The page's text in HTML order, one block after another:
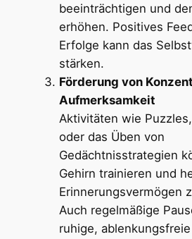
beeinträchtigen und
erhöhen. Positives
Erfolge kann das
stärken.
Förderung von
Aufmerksamkeit
Aktivitäten wie
oder das Üben von
Gedächtnisstrategien
Gehirn trainieren und
Erinnerungsvermögen
Auch regelmäßige
ruhige,